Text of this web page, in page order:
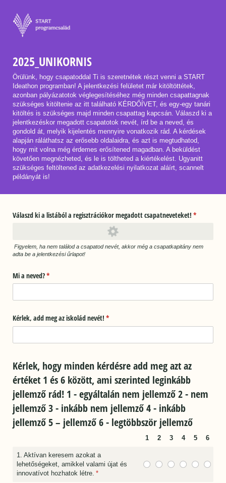
2025_UNIKORNIS
Örülünk, hogy csapatoddal Ti is szeretnétek részt venni a START
Ideathon programban! A jelentkezési felületet már kitöltöttétek,
azonban pályázatotok véglegesítéséhez még minden csapattagnak
szükséges kitöltenie az itt található KÉRDŐÍVET, és egy-egy tanári
kitöltés is szükséges majd minden csapattag kapcsán. Válaszd ki a
jelentkezéskor megadott csapatotok nevét, írd be a neved, és
gondold át, melyik kijelentés mennyire vonatkozik rád. A kérdések
alapján ráláthatsz az erősebb oldalaidra, és azt is megtudhatod,
hogy mit volna még érdemes erősítened magadban. A beküldést
követően megnézheted, és le is töltheted a kiértékelést. Ugyanitt
szükséges feltöltened az adatkezelési nyilatkozat aláírt, scannelt
példányát is!
Válaszd ki a listából a regisztrációkor megadott csapatneveteket! *
(megadása
Figyelem, ha nem találod a csapatod nevét, akkor még a csapatkapitány nem
adta be a jelentkezési űrlapot!
Mi a neved?*
(megadása kötelező)
Kérlek, add meg az iskolád nevét! *
(megadása kötelező)
Kérlek, hogy minden kérdésre add meg azt az
értéket 1 és 6 között, ami szerinted leginkább
jellemző rád! 1 - egyáltalán nem jellemző 2 - nem
jellemző 3 - inkább nem jellemző 4 - inkább
jellemző 5 – jellemző 6 - legtöbbször jellemző
1 2 3 4 5 6
1. Aktívan keresem azokat a
lehetőségeket, amikkel valami újat és
innovatívot hozhatok létre. *
(megadása kötelező)